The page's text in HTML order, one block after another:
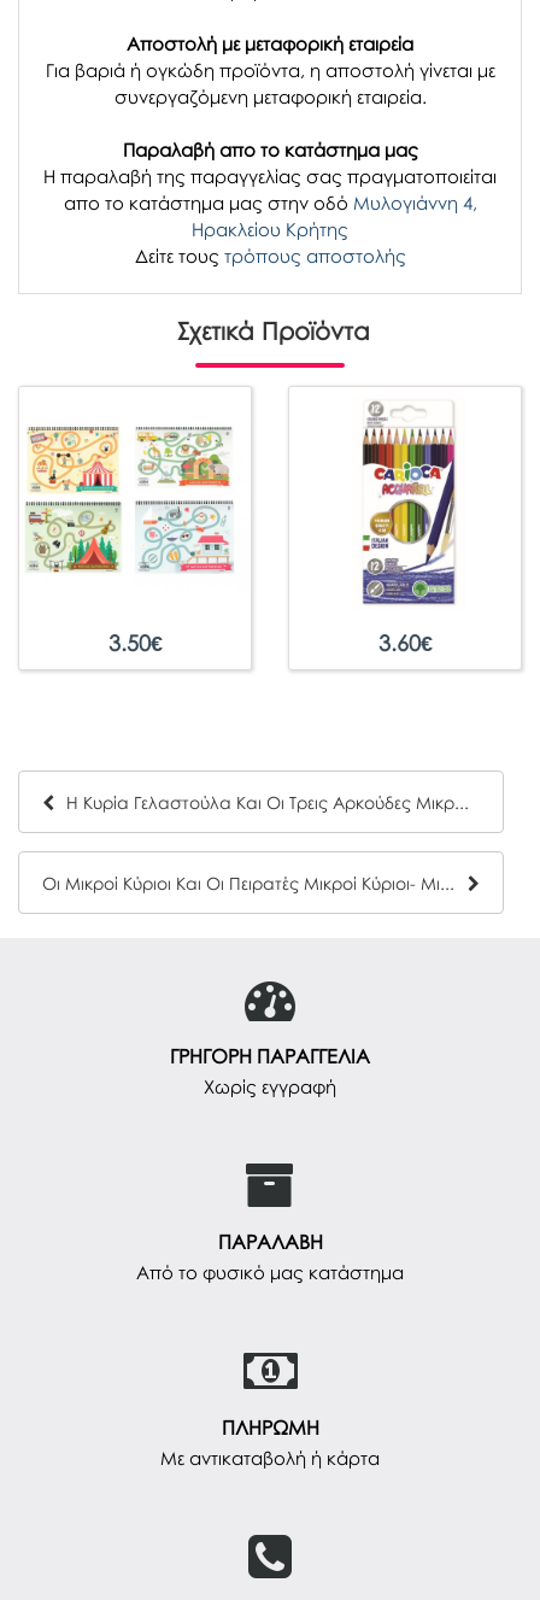
Αποστολή με μεταφορική εταιρεία
Για βαριά ή ογκώδη προϊόντα, η αποστολή γίνεται με
συνεργαζόμενη μεταφορική εταιρεία.
Παραλαβή απο το κατάστημα μας
H παραλαβή της παραγγελίας σας πραγματοποιείται
απο το κατάστημα μας στην οδό Μυλογιάννη 4,
Ηρακλείου Κρήτης
Δείτε τους τρόπους αποστολής
Σχετικά Προϊόντα
3.50€ 3.60€
Η Κυρία Γελαστούλα Και Οι Τρεις Αρκούδες Μικροί Κύριοι- Μικρές Κυρίες Hartini Poli 9
Οι Μικροί Κύριοι Και Οι Πειρατές Μικροί Κύριοι- Μικρές Κυρίες Hartini Poli 2
ΓΡΗΓΟΡΗ ΠΑΡΑΓΓΕΛΙΑ
Χωρίς εγγραφή
ΠΑΡΑΛΑΒΗ
Από το φυσικό μας κατάστημα
ΠΛΗΡΩΜΗ
Με αντικαταβολή ή κάρτα